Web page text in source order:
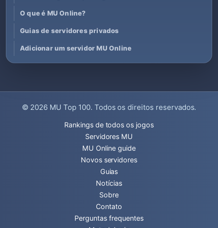
O que é MU Online?
Guias de servidores privados
Adicionar um servidor MU Online
© 2026 MU Top 100. Todos os direitos reservados.
Rankings de todos os jogos
Servidores MU
MU Online guide
Novos servidores
Guias
Notícias
Sobre
Contato
Perguntas frequentes